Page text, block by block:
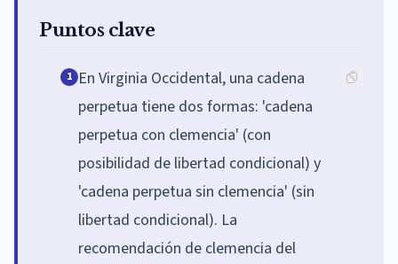
Puntos clave
1 En Virginia Occidental, una cadena
perpetua tiene dos formas: 'cadena
perpetua con clemencia' (con
posibilidad de libertad condicional) y
'cadena perpetua sin clemencia' (sin
libertad condicional). La
recomendación de clemencia del